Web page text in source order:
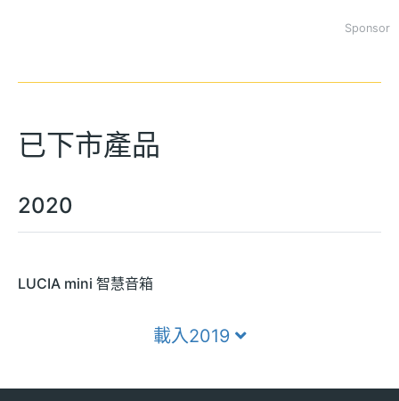
Sponsor
已下市產品
2020
LUCIA mini 智慧音箱
載入2019